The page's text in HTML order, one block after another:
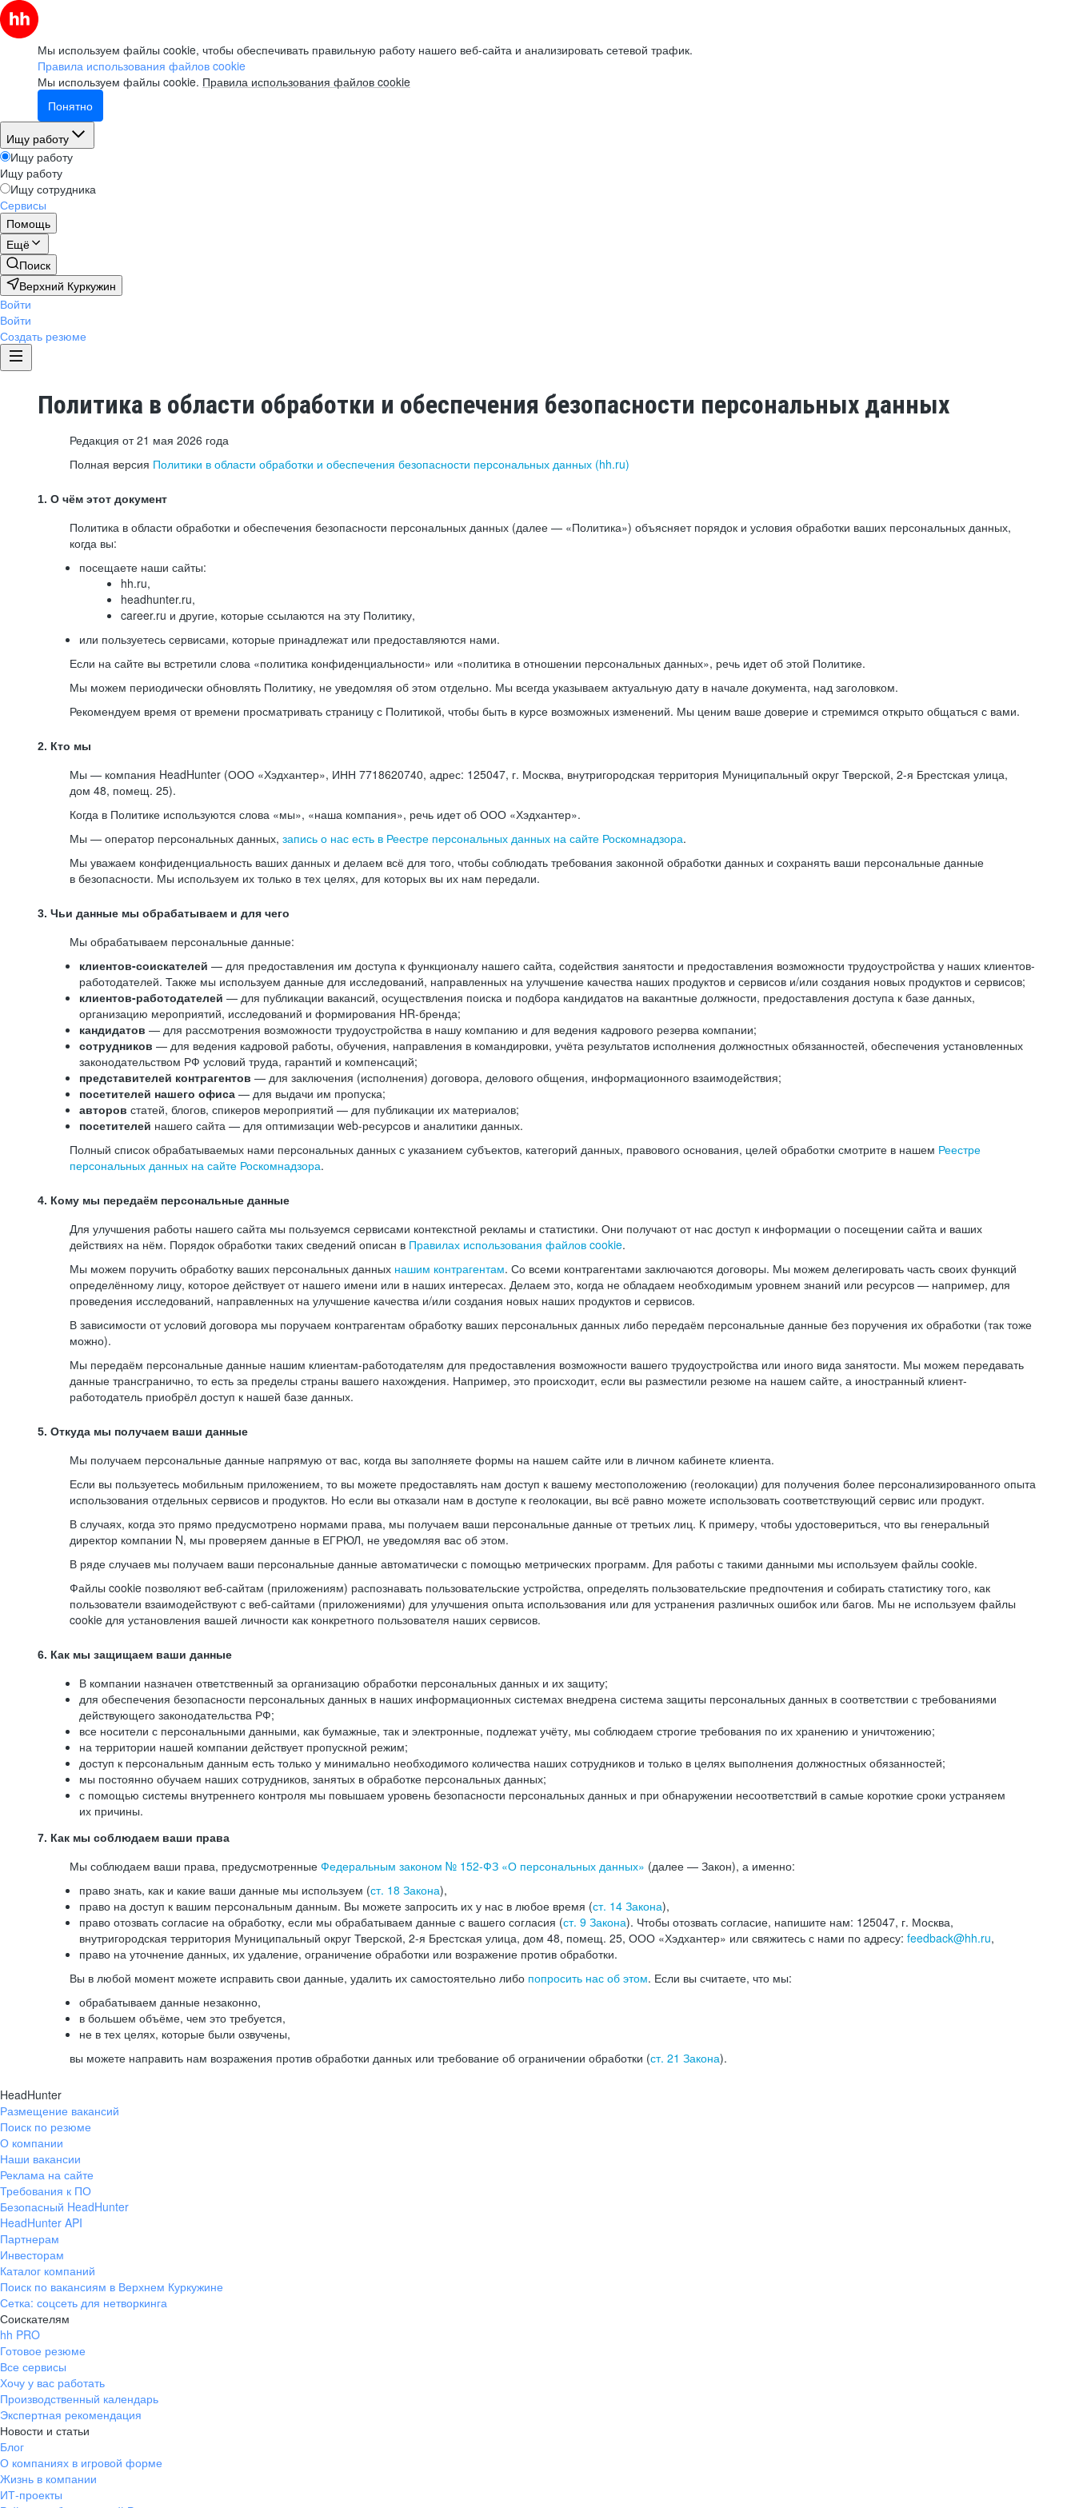
Мы используем файлы cookie, чтобы обеспечивать правильную работу нашего веб-сайта и анализировать сетевой трафик.
Правила использования файлов cookie
Мы используем файлы cookie. Правила использования файлов cookie
Понятно
Ищу работу
Ищу работу
Ищу работу
Ищу сотрудника
Сервисы
Помощь
Ещё
Поиск
Верхний Куркужин
Войти
Войти
Создать резюме
Политика в области обработки и обеспечения безопасности персональных данных
Редакция от 21 мая 2026 года
Полная версия Политики в области обработки и обеспечения безопасности персональных данных (hh.ru)
1. О чём этот документ
Политика в области обработки и обеспечения безопасности персональных данных (далее — «Политика») объясняет порядок и условия обработки ваших персональных данных,
когда вы:
посещаете наши сайты:
hh.ru,
headhunter.ru,
career.ru и другие, которые ссылаются на эту Политику,
или пользуетесь сервисами, которые принадлежат или предоставляются нами.
Если на сайте вы встретили слова «политика конфиденциальности» или «политика в отношении персональных данных», речь идет об этой Политике.
Мы можем периодически обновлять Политику, не уведомляя об этом отдельно. Мы всегда указываем актуальную дату в начале документа, над заголовком.
Рекомендуем время от времени просматривать страницу с Политикой, чтобы быть в курсе возможных изменений. Мы ценим ваше доверие и стремимся открыто общаться с вами.
2. Кто мы
Мы — компания HeadHunter (ООО «Хэдхантер», ИНН 7718620740, адрес: 125047, г. Москва, внутригородская территория Муниципальный округ Тверской, 2-я Брестская улица,
дом 48, помещ. 25).
Когда в Политике используются слова «мы», «наша компания», речь идет об ООО «Хэдхантер».
Мы — оператор персональных данных, запись о нас есть в Реестре персональных данных на сайте Роскомнадзора.
Мы уважаем конфиденциальность ваших данных и делаем всё для того, чтобы соблюдать требования законной обработки данных и сохранять ваши персональные данные
в безопасности. Мы используем их только в тех целях, для которых вы их нам передали.
3. Чьи данные мы обрабатываем и для чего
Мы обрабатываем персональные данные:
клиентов-соискателей — для предоставления им доступа к функционалу нашего сайта, содействия занятости и предоставления возможности трудоустройства у наших клиентов-
работодателей. Также мы используем данные для исследований, направленных на улучшение качества наших продуктов и сервисов и/или создания новых продуктов и сервисов;
клиентов-работодателей — для публикации вакансий, осуществления поиска и подбора кандидатов на вакантные должности, предоставления доступа к базе данных,
организацию мероприятий, исследований и формирования HR-бренда;
кандидатов — для рассмотрения возможности трудоустройства в нашу компанию и для ведения кадрового резерва компании;
сотрудников — для ведения кадровой работы, обучения, направления в командировки, учёта результатов исполнения должностных обязанностей, обеспечения установленных
законодательством РФ условий труда, гарантий и компенсаций;
представителей контрагентов — для заключения (исполнения) договора, делового общения, информационного взаимодействия;
посетителей нашего офиса — для выдачи им пропуска;
авторов статей, блогов, спикеров мероприятий — для публикации их материалов;
посетителей нашего сайта — для оптимизации web-ресурсов и аналитики данных.
Полный список обрабатываемых нами персональных данных с указанием субъектов, категорий данных, правового основания, целей обработки смотрите в нашем Реестре
персональных данных на сайте Роскомнадзора.
4. Кому мы передаём персональные данные
Для улучшения работы нашего сайта мы пользуемся сервисами контекстной рекламы и статистики. Они получают от нас доступ к информации о посещении сайта и ваших
действиях на нём. Порядок обработки таких сведений описан в Правилах использования файлов cookie.
Мы можем поручить обработку ваших персональных данных нашим контрагентам. Со всеми контрагентами заключаются договоры. Мы можем делегировать часть своих функций
определённому лицу, которое действует от нашего имени или в наших интересах. Делаем это, когда не обладаем необходимым уровнем знаний или ресурсов — например, для
проведения исследований, направленных на улучшение качества и/или создания новых наших продуктов и сервисов.
В зависимости от условий договора мы поручаем контрагентам обработку ваших персональных данных либо передаём персональные данные без поручения их обработки (так тоже
можно).
Мы передаём персональные данные нашим клиентам-работодателям для предоставления возможности вашего трудоустройства или иного вида занятости. Мы можем передавать
данные трансгранично, то есть за пределы страны вашего нахождения. Например, это происходит, если вы разместили резюме на нашем сайте, а иностранный клиент-
работодатель приобрёл доступ к нашей базе данных.
5. Откуда мы получаем ваши данные
Мы получаем персональные данные напрямую от вас, когда вы заполняете формы на нашем сайте или в личном кабинете клиента.
Если вы пользуетесь мобильным приложением, то вы можете предоставлять нам доступ к вашему местоположению (геолокации) для получения более персонализированного опыта
использования отдельных сервисов и продуктов. Но если вы отказали нам в доступе к геолокации, вы всё равно можете использовать соответствующий сервис или продукт.
В случаях, когда это прямо предусмотрено нормами права, мы получаем ваши персональные данные от третьих лиц. К примеру, чтобы удостовериться, что вы генеральный
директор компании N, мы проверяем данные в ЕГРЮЛ, не уведомляя вас об этом.
В ряде случаев мы получаем ваши персональные данные автоматически с помощью метрических программ. Для работы с такими данными мы используем файлы cookie.
Файлы cookie позволяют веб-сайтам (приложениям) распознавать пользовательские устройства, определять пользовательские предпочтения и собирать статистику того, как
пользователи взаимодействуют с веб-сайтами (приложениями) для улучшения опыта использования или для устранения различных ошибок или багов. Мы не используем файлы
cookie для установления вашей личности как конкретного пользователя наших сервисов.
6. Как мы защищаем ваши данные
В компании назначен ответственный за организацию обработки персональных данных и их защиту;
для обеспечения безопасности персональных данных в наших информационных системах внедрена система защиты персональных данных в соответствии с требованиями
действующего законодательства РФ;
все носители с персональными данными, как бумажные, так и электронные, подлежат учёту, мы соблюдаем строгие требования по их хранению и уничтожению;
на территории нашей компании действует пропускной режим;
доступ к персональным данным есть только у минимально необходимого количества наших сотрудников и только в целях выполнения должностных обязанностей;
мы постоянно обучаем наших сотрудников, занятых в обработке персональных данных;
с помощью системы внутреннего контроля мы повышаем уровень безопасности персональных данных и при обнаружении несоответствий в самые короткие сроки устраняем
их причины.
7. Как мы соблюдаем ваши права
Мы соблюдаем ваши права, предусмотренные Федеральным законом № 152-ФЗ «О персональных данных» (далее — Закон), а именно:
право знать, как и какие ваши данные мы используем (ст. 18 Закона),
право на доступ к вашим персональным данным. Вы можете запросить их у нас в любое время (ст. 14 Закона),
право отозвать согласие на обработку, если мы обрабатываем данные с вашего согласия (ст. 9 Закона). Чтобы отозвать согласие, напишите нам: 125047, г. Москва,
внутригородская территория Муниципальный округ Тверской, 2-я Брестская улица, дом 48, помещ. 25, ООО «Хэдхантер» или свяжитесь с нами по адресу: feedback@hh.ru,
право на уточнение данных, их удаление, ограничение обработки или возражение против обработки.
Вы в любой момент можете исправить свои данные, удалить их самостоятельно либо попросить нас об этом. Если вы считаете, что мы:
обрабатываем данные незаконно,
в большем объёме, чем это требуется,
не в тех целях, которые были озвучены,
вы можете направить нам возражения против обработки данных или требование об ограничении обработки (ст. 21 Закона).
HeadHunter
Размещение вакансий
Поиск по резюме
О компании
Наши вакансии
Реклама на сайте
Требования к ПО
Безопасный HeadHunter
HeadHunter API
Партнерам
Инвесторам
Каталог компаний
Поиск по вакансиям в Верхнем Куркужине
Сетка: соцсеть для нетворкинга
Соискателям
hh PRO
Готовое резюме
Все сервисы
Хочу у вас работать
Производственный календарь
Экспертная рекомендация
Новости и статьи
Блог
О компаниях в игровой форме
Жизнь в компании
ИТ-проекты